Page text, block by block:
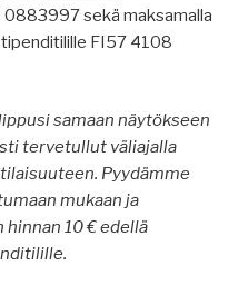
sekä maksamalla
FI57 4108
samaan näytökseen
tervetullut väliajalla
Pyydämme
mukaan ja
10 € edellä